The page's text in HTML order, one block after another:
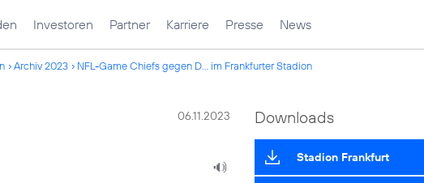
Investoren Partner Karriere Presse News
Archiv 2023 NFL-Game Chiefs gegen D... im Frankfurter Stadion
06.11.2023 Downloads
Stadion Frankfurt